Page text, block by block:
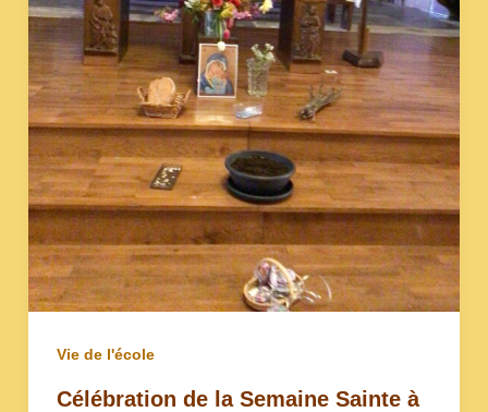
Vie de l'école
Célébration de la Semaine Sainte à